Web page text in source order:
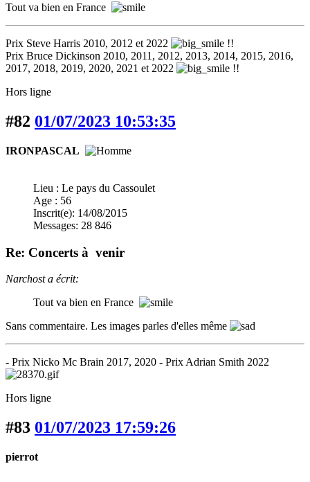
Tout va bien en France
Prix Steve Harris 2010, 2012 et 2022
!!
Prix Bruce Dickinson 2010, 2011, 2012, 2013, 2014, 2015, 2016,
2017, 2018, 2019, 2020, 2021 et 2022
!!
Hors ligne
#82 01/07/2023 10:53:35
IRONPASCAL
Lieu : Le pays du Cassoulet
Age : 56
Inscrit(e): 14/08/2015
Messages: 28 846
Re: Concerts à venir
Narchost a écrit:
Tout va bien en France
Sans commentaire. Les images parles d'elles même
- Prix Nicko Mc Brain 2017, 2020 - Prix Adrian Smith 2022
Hors ligne
#83 01/07/2023 17:59:26
pierrot